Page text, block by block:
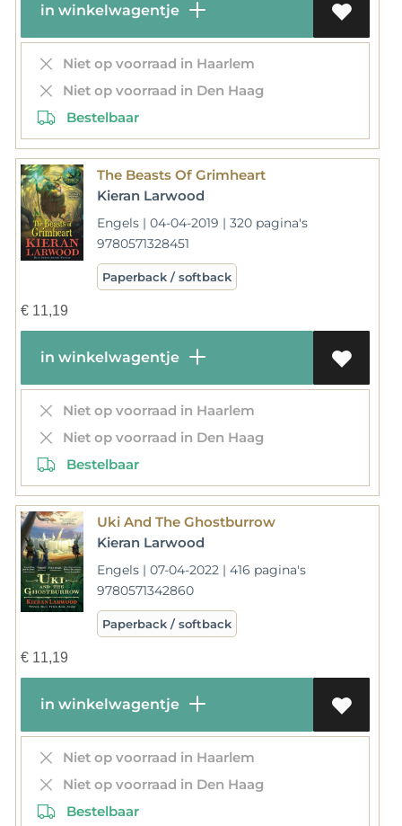
in winkelwagentje
Niet op voorraad in Haarlem
Niet op voorraad in Den Haag
Bestelbaar
The Beasts Of Grimheart
Kieran Larwood
Engels | 04-04-2019 | 320 pagina's
9780571328451
Paperback / softback
€11,19
in winkelwagentje
Niet op voorraad in Haarlem
Niet op voorraad in Den Haag
Bestelbaar
Uki And The Ghostburrow
Kieran Larwood
Engels | 07-04-2022 | 416 pagina's
9780571342860
Paperback / softback
€11,19
in winkelwagentje
Niet op voorraad in Haarlem
Niet op voorraad in Den Haag
Bestelbaar